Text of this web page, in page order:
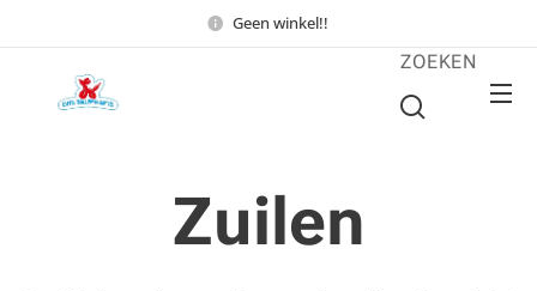
Geen winkel!!
ZOEKEN
Zuilen